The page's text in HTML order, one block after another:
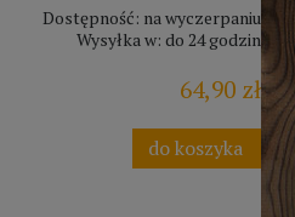
Dostępność: na wyczerpaniu
Wysyłka w: do 24 godzin
64,90 zł
do koszyka